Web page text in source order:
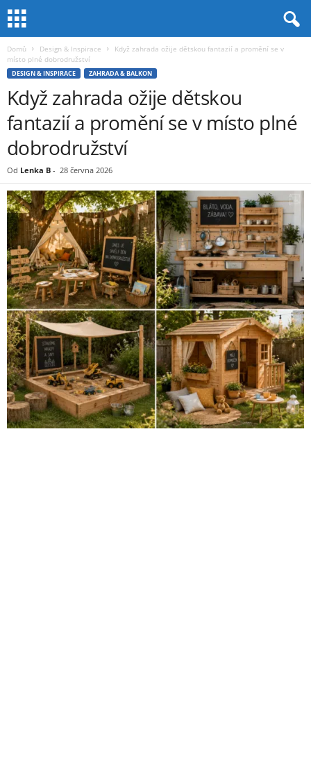
Domů Design & Inspirace
Když zahrada ožije dětskou fantazií a promění se v
místo plné dobrodružství
DESIGN & INSPIRACE ZAHRADA & BALKON
Když zahrada ožije dětskou
fantazií a promění se v místo plné
dobrodružství
Od Lenka B - 28 června 2026